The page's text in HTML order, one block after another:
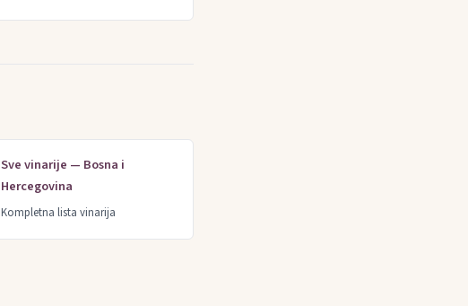
Sve vinarije — Bosna i
Hercegovina
Kompletna lista vinarija